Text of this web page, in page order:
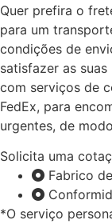
Quer prefira o
para um
condições de
satisfazer as
com serviços de
FedEx, para
urgentes, de
Solicita uma
Fabrico
*O serviço